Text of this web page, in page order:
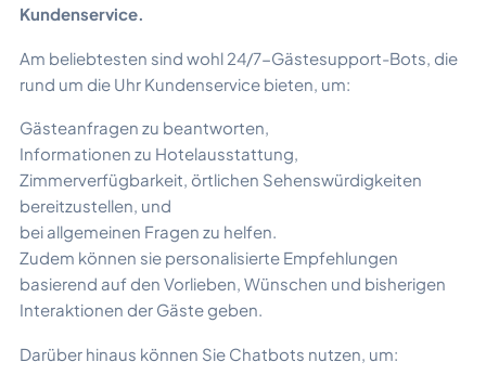
Kundenservice.
Am beliebtesten sind wohl 24/7-Gästesupport-Bots, die
rund um die Uhr Kundenservice bieten, um:
Gästeanfragen zu beantworten,
Informationen zu Hotelausstattung,
Zimmerverfügbarkeit, örtlichen Sehenswürdigkeiten
bereitzustellen, und
bei allgemeinen Fragen zu helfen.
Zudem können sie personalisierte Empfehlungen
basierend auf den Vorlieben, Wünschen und bisherigen
Interaktionen der Gäste geben.
Darüber hinaus können Sie Chatbots nutzen, um: